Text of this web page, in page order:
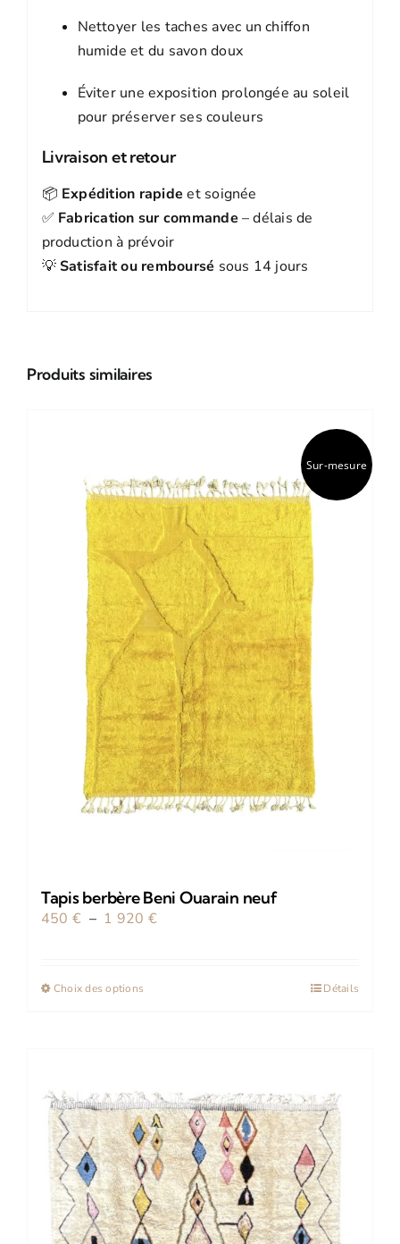
Nettoyer les taches avec un chiffon
humide et du savon doux
Éviter une exposition prolongée au soleil
pour préserver ses couleurs
Livraison et retour
📦 Expédition rapide et soignée
✅ Fabrication sur commande – délais de
production à prévoir
💡Satisfait ou remboursé sous 14 jours
Produits similaires
Sur-mesure
Tapis berbère Beni Ouarain neuf
450 € – 1 920 €
Choix des options
Les
options
peuvent
être
choisies
sur
Détails